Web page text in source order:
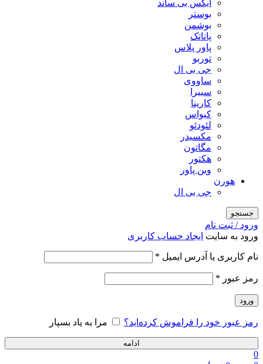
ایکس بی ساند
بوستر
بوشمن
پاناتک
پاور پلاس
توربو
جی بی ال
ساووی
سییرا
کارینا
کیواس
لئودئو
مکسیدر
مگاتون
هکتور
وین پاور
هورن
جی بی ال
جستجو
ورود / ثبت نام
ورود به سایت ایجاد حساب کاربری
نام کاربری یا آدرس ایمیل *
رمز عبور *
ورود
رمز عبور خود را فراموش کرده‌اید؟ مرا به یاد بسپار
ادامه
0